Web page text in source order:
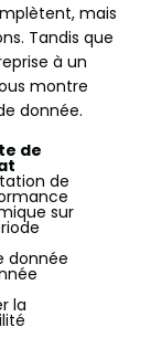
mais
Tandis que
à un
montre
donnée.
de
de
sur
donnée
la